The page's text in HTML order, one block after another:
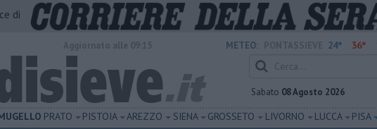
di
METEO: 24° 36°
Sabato 08 Agosto 2026
PRATO PISTOIA AREZZO SIENA GROSSETO LIVORNO LUCCA PISA